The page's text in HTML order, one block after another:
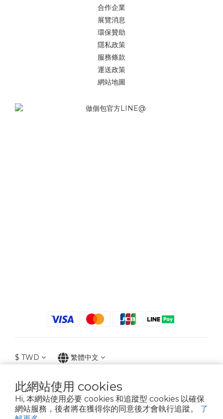
此網站使用 cookies
Hi, 本網站使用必要 cookies 和追蹤型 cookies 以確保
網站服務，後者將在獲得你的同意後才會執行追蹤。 了
合作企業
展覽消息
環保贊助
隱私政策
服務條款
運送政策
網站地圖
$ TWD 繁體中文
2021 © iGreenbag | DoaBag | Working Hrs 8:30 - 18:00｜新北市新莊區中正路
659-5號3樓 | 02-2903-8800 | 統編 : 28396448 (唯一統編無關係企業)